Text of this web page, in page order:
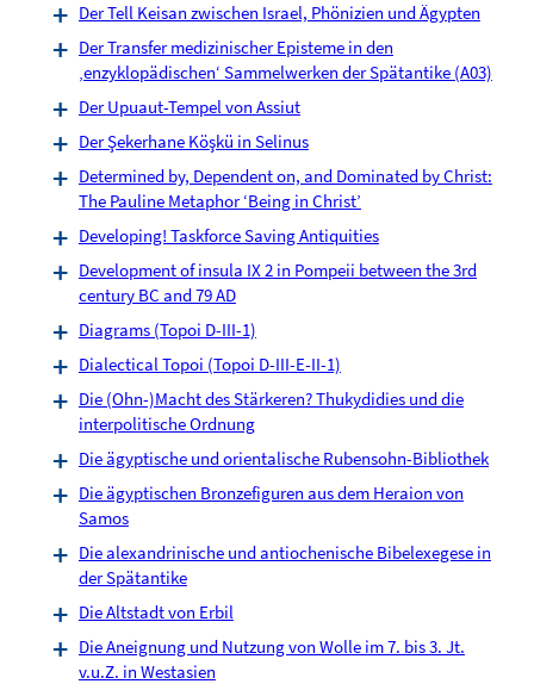
Der Tell Keisan zwischen Israel, Phönizien und Ägypten
Der Transfer medizinischer Episteme in den
‚enzyklopädischen‘ Sammelwerken der Spätantike (A03)
Der Upuaut-Tempel von Assiut
Der Şekerhane Köşkü in Selinus
Determined by, Dependent on, and Dominated by Christ:
The Pauline Metaphor ‘Being in Christ’
Developing! Taskforce Saving Antiquities
Development of insula IX 2 in Pompeii between the 3rd
century BC and 79 AD
Diagrams (Topoi D-III-1)
Dialectical Topoi (Topoi D-III-E-II-1)
Die (Ohn-)Macht des Stärkeren? Thukydidies und die
interpolitische Ordnung
Die ägyptische und orientalische Rubensohn-Bibliothek
Die ägyptischen Bronzefiguren aus dem Heraion von
Samos
Die alexandrinische und antiochenische Bibelexegese in
der Spätantike
Die Altstadt von Erbil
Die Aneignung und Nutzung von Wolle im 7. bis 3. Jt.
v.u.Z. in Westasien